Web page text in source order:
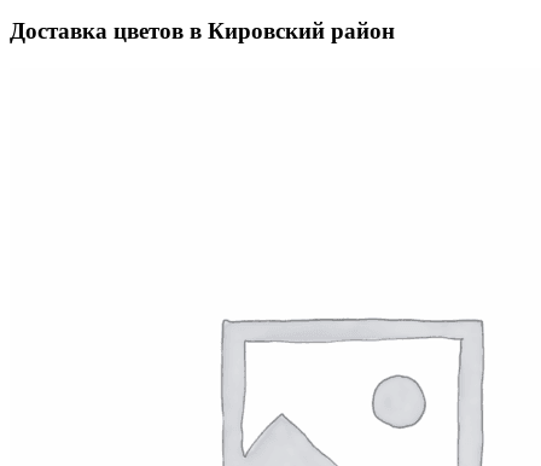
Доставка цветов в Кировский район